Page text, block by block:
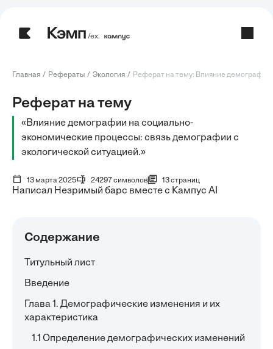
/ех.
Главная Рефераты Экология Реферат на тему: Влияние демографии
Реферат на тему
«Влияние демографии на социально-
экономические процессы: связь демографии с
экологической ситуацией.»
13 марта 2025 24297 символов 13 страниц
Написал Незримый барс вместе с Кампус AI
Содержание
Титульный лист
Введение
Глава 1. Демографические изменения и их
характеристика
1.1 Определение демографических изменений